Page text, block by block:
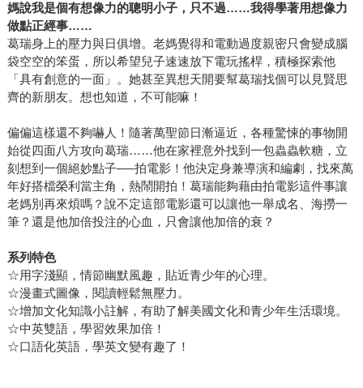
媽說我是個有想像力的聰明小子，只不過……我得學著用想像力
做點正經事……
葛瑞身上的壓力與日俱增。老媽覺得和電動過度親密只會變成腦
袋空空的笨蛋，所以希望兒子速速放下電玩搖桿，積極探索他
「具有創意的一面」。她甚至異想天開要幫葛瑞找個可以見賢思
齊的新朋友。想也知道，不可能嘛！
偏偏這樣還不夠嚇人！隨著萬聖節日漸逼近，各種驚悚的事物開
始從四面八方攻向葛瑞……他在家裡意外找到一包蟲蟲軟糖，立
刻想到一個絕妙點子──拍電影！他決定身兼導演和編劇，找來萬
年好搭檔榮利當主角，熱鬧開拍！葛瑞能夠藉由拍電影這件事讓
老媽別再來煩嗎？說不定這部電影還可以讓他一舉成名、海撈一
筆？還是他加倍投注的心血，只會讓他加倍的衰？
系列特色
☆用字淺顯，情節幽默風趣，貼近青少年的心理。
☆漫畫式圖像，閱讀輕鬆無壓力。
☆增加文化知識小註解，有助了解美國文化和青少年生活環境。
☆中英雙語，學習效果加倍！
☆口語化英語，學英文變有趣了！